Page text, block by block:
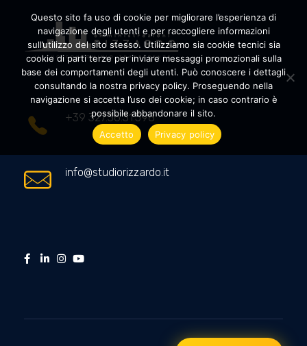
Amministrazioni Rizzardo
+39 327.36.31.598
info@studiorizzardo.it
Questo sito fa uso di cookie per migliorare l’esperienza di
navigazione degli utenti e per raccogliere informazioni
sull’utilizzo del sito stesso. Utilizziamo sia cookie tecnici sia
cookie di parti terze per inviare messaggi promozionali sulla
base dei comportamenti degli utenti. Può conoscere i dettagli
consultando la nostra privacy policy. Proseguendo nella
navigazione si accetta l’uso dei cookie; in caso contrario è
possibile abbandonare il sito.
Accetto
Privacy policy